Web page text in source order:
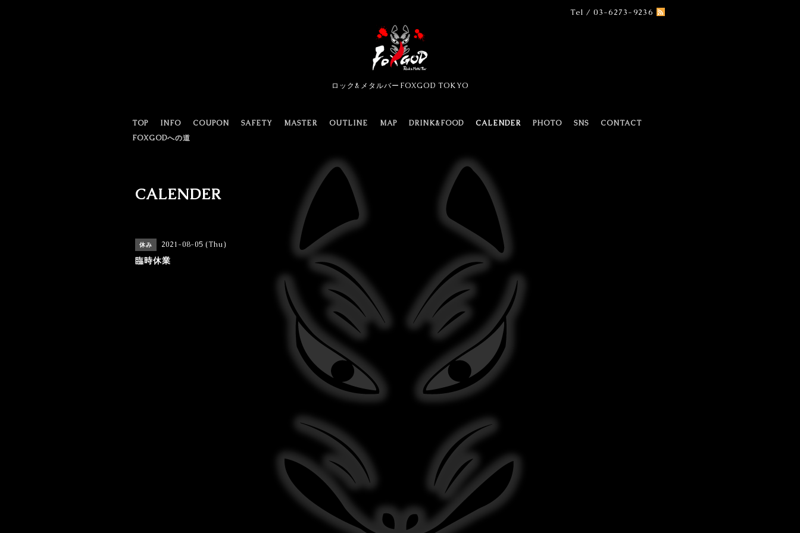
Tel / 03-6273-9236
ロック&メタルバーFOXGOD TOKYO
TOP INFO COUPON SAFETY MASTER OUTLINE MAP DRINK&FOOD CALENDER PHOTO SNS
CONTACT
FOXGODへの道
CALENDER
休み 2021-08-05 (Thu)
臨時休業